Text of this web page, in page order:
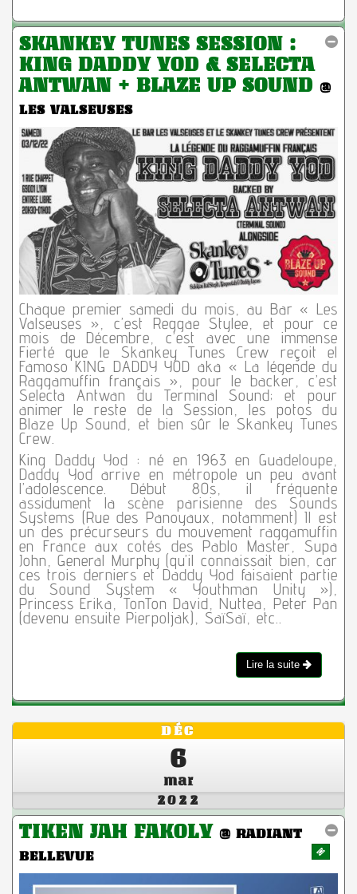
SKANKEY TUNES SESSION :
KING DADDY YOD & SELECTA
ANTWAN + BLAZE UP SOUND @
LES VALSEUSES
Chaque premier samedi du mois, au Bar « Les
Valseuses », c’est Reggae Stylee, et pour ce
mois de Décembre, c’est avec une immense
Fierté que le Skankey Tunes Crew reçoit el
Famoso KING DADDY YOD aka « La légende du
Raggamuffin français », pour le backer, c’est
Selecta Antwan du Terminal Sound; et pour
animer le reste de la Session, les potos du
Blaze Up Sound, et bien sûr le Skankey Tunes
Crew.
King Daddy Yod : né en 1963 en Guadeloupe,
Daddy Yod arrive en métropole un peu avant
l’adolescence. Début 80s, il fréquente
assidument la scène parisienne des Sounds
Systems (Rue des Panoyaux, notamment) Il est
un des précurseurs du mouvement raggamuffin
en France aux cotés des Pablo Master, Supa
John, General Murphy (qu’il connaissait bien, car
ces trois derniers et Daddy Yod faisaient partie
du Sound System « Youthman Unity »),
Princess Erika, TonTon David, Nuttea, Peter Pan
(devenu ensuite Pierpoljak), SaïSaï, etc..
Lire la suite
DÉC
6
mar
2022
TIKEN JAH FAKOLY @ RADIANT
BELLEVUE